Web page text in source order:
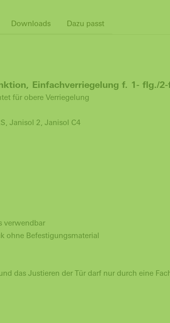
Downloads Dazu passt
Einfachverriegelung f. 1- flg./
für obere Verriegelung
Janisol 2, Janisol C4
verwendbar
ohne Befestigungsmaterial
das Justieren der Tür darf nur durch eine